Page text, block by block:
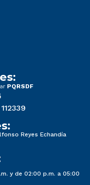
PQRSDF
112339
Reyes Echandía
y de 02:00 p.m. a 05:00